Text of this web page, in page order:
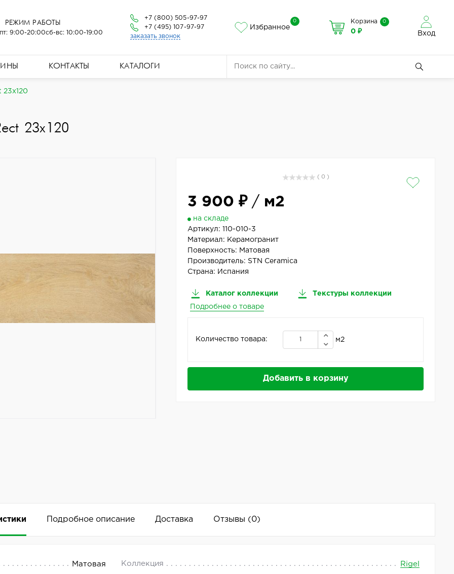
РЕЖИМ РАБОТЫ
9:00-20:00сб-вс: 10:00-19:00
+7 (800) 505-97-97
+7 (495) 107-97-97
заказать звонок
Избранное
0 Корзина 0
0 ₽ Вход
КОНТАКТЫ КАТАЛОГИ
23x120
23x120
( 0 )
3 900 ₽/ м2
на складе
Артикул:110-010-3
Материал: Керамогранит
Поверхность: Матовая
Производитель: STN Ceramica
Страна: Испания
Каталог коллекции Текстуры коллекции
Подробнее о товаре
Количество товара: м2
Добавить в корзину
Подробное описание Доставка Отзывы (0)
Матовая Коллекция Rigel